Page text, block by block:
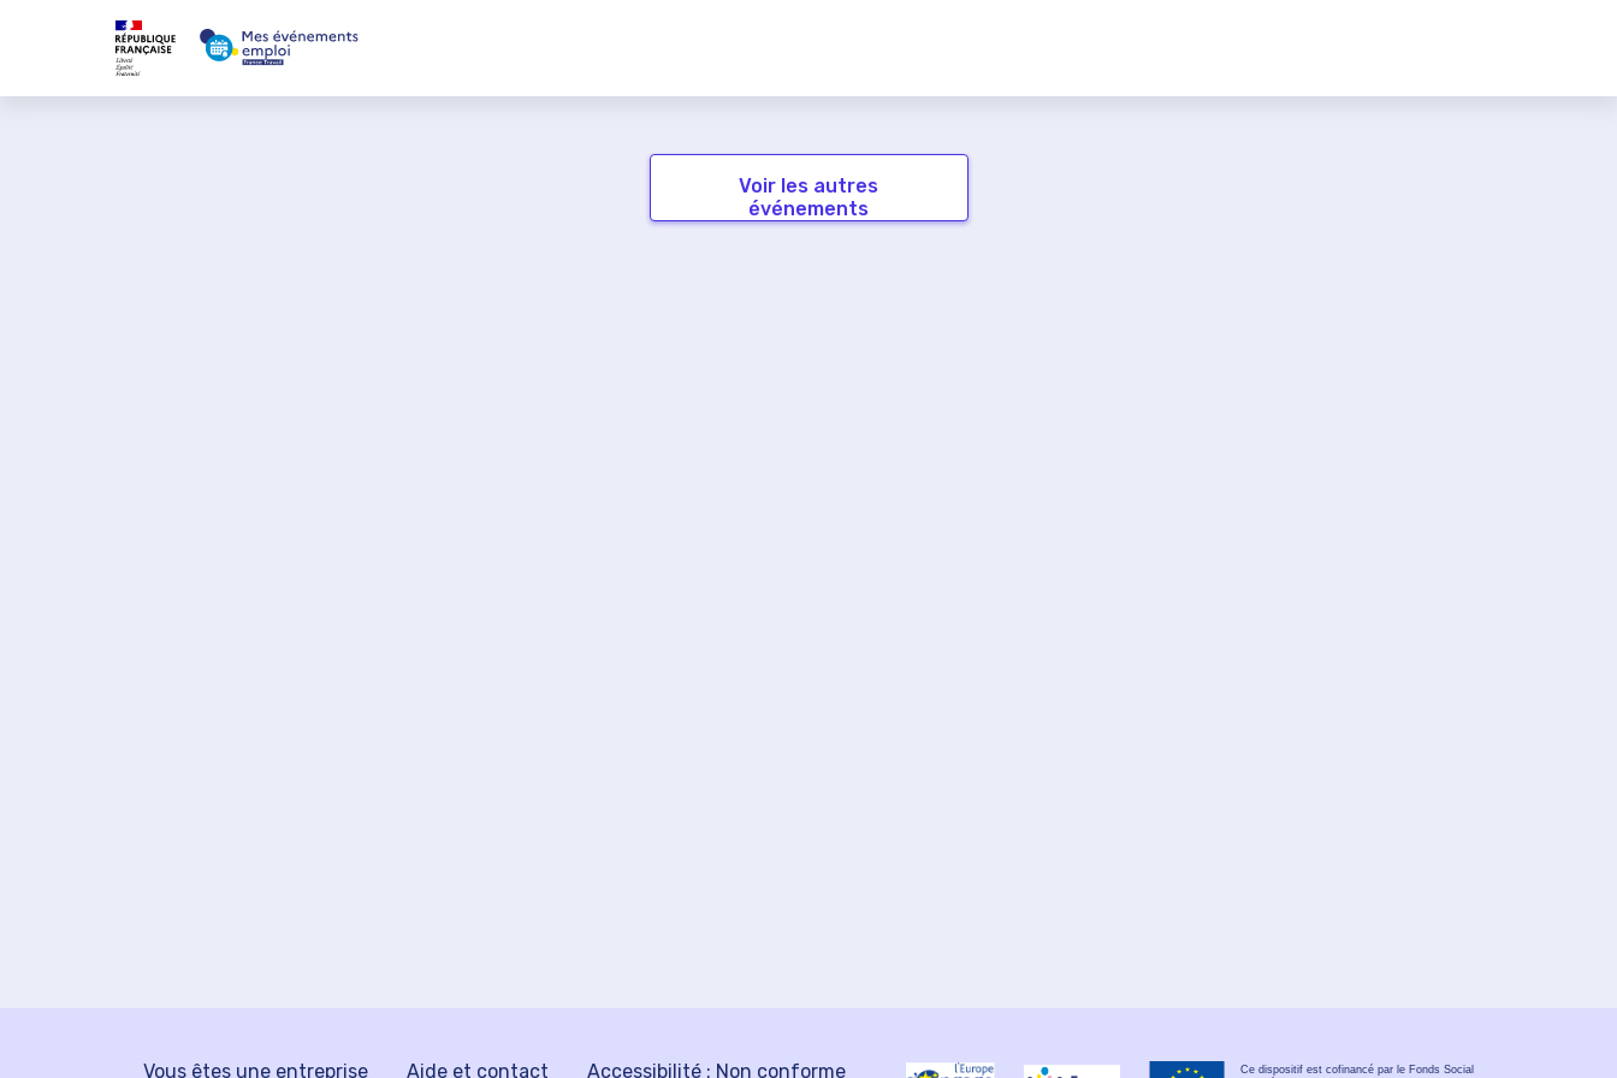
Voir les autres
événements
Vous êtes une entreprise Aide et contact Accessibilité : Non conforme
Ce dispositif est cofinancé par le Fonds Social